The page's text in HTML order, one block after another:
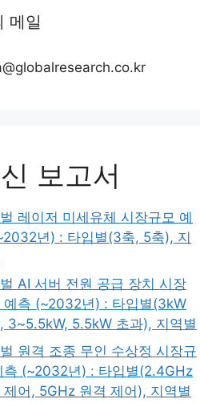
메일
보고서
레이저 미세유체 시장규모 예
년) : 타입별(3축, 5축), 지
AI 서버 전원 공급 장치 시장
예측 (~2032년) : 타입별(3kW
3~5.5kW, 5.5kW 초과), 지역별
원격 조종 무인 수상정 시장규
측 (~2032년) : 타입별(2.4GHz
제어, 5GHz 원격 제어), 지역별